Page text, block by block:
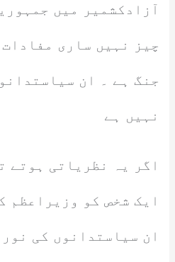
آزادکشمیر میں
چیز نہیں ساری
جنگ ہے ۔ ان
نہیں ہے
اگر یہ نظریاتی ہوتے
ایک شخص کو وزیراعظم
ان سیاستدانوں کی